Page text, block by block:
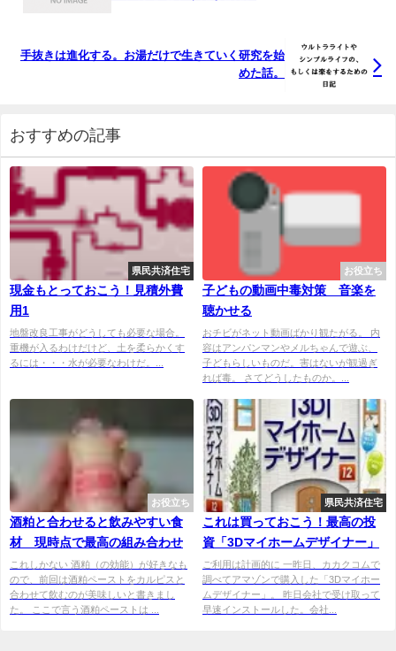
手抜きは進化する。お湯だけで生きていく研究を始
めた話。
おすすめの記事
県民共済住宅
現金もとっておこう！見積外費
用1
地盤改良工事がどうしても必要な場合。
重機が入るわけだけど、土を柔らかくす
るには・・・水が必要なわけだ。...
お役立ち
子どもの動画中毒対策 音楽を
聴かせる
おチビがネット動画ばかり観たがる。 内
容はアンパンマンやメルちゃんで遊ぶ、
子どもらしいものだ。害はないが観過ぎ
れば毒。 さてどうしたものか。...
お役立ち
酒粕と合わせると飲みやすい食
材 現時点で最高の組み合わせ
これしかない 酒粕（の効能）が好きなも
ので、前回は酒粕ペーストをカルピスと
合わせて飲むのが美味しいと書きまし
た。 ここで言う酒粕ペーストは ...
県民共済住宅
これは買っておこう！最高の投
資「3Dマイホームデザイナー」
ご利用は計画的に 一昨日、カカクコムで
調べてアマゾンで購入した「3Dマイホー
ムデザイナー」。 昨日会社で受け取って
早速インストールした。会社...